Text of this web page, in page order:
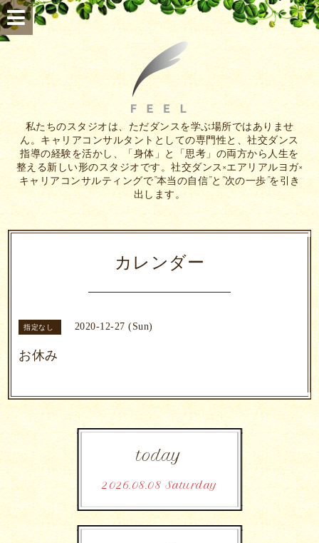
私たちのスタジオは、ただダンスを学ぶ場所ではありませ
ん。キャリアコンサルタントとしての専門性と、社交ダンス
指導の経験を活かし、「身体」と「思考」の両方から人生を
整える新しい形のスタジオです。社交ダンス×エアリアルヨガ×
キャリアコンサルティングで”本当の自信”と”次の一歩”を引き
出します。
カレンダー
指定なし 2020-12-27 (Sun)
お休み
today
2026.08.08 Saturday